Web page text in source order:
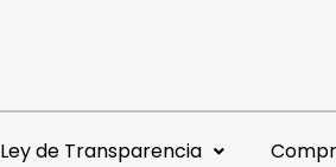
Ley de Transparencia